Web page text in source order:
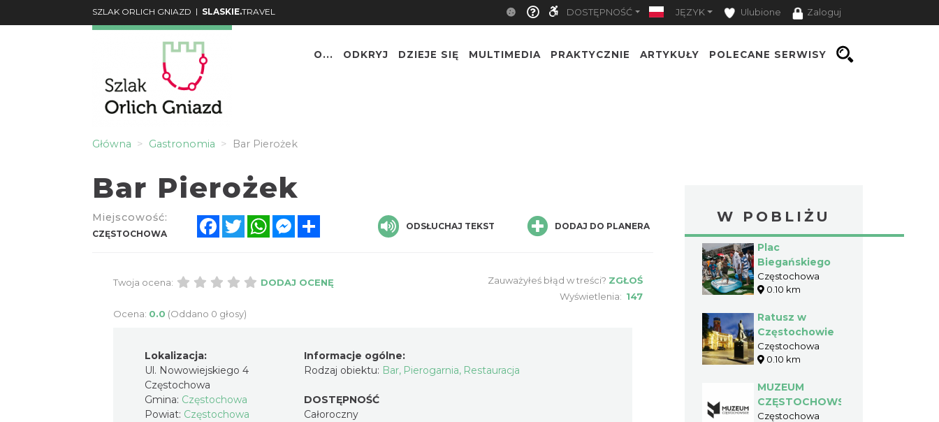
SZLAK ORLICH GNIAZD | SLASKIE.TRAVEL DOSTĘPNOŚĆ JĘZYK Ulubione Zaloguj
O... ODKRYJ DZIEJE SIĘ MULTIMEDIA PRAKTYCZNIE ARTYKUŁY POLECANE SERWISY
Główna Gastronomia Bar Pierożek
Bar Pierożek
Miejscowość:
CZĘSTOCHOWA
FacebookTwitterWhatsAppMessenger ODSŁUCHAJ TEKST DODAJ DO PLANERA
Twoja ocena: DODAJ OCENĘ
Ocena: 0.0 (Oddano 0 głosy)
Zauważyłeś błąd w treści? ZGŁOŚ
Wyświetlenia: 147
Lokalizacja:
Ul. Nowowiejskiego 4
Częstochowa
Gmina: Częstochowa
Powiat: Częstochowa
Informacje ogólne:
Rodzaj obiektu: Bar, Pierogarnia, Restauracja
DOSTĘPNOŚĆ
Całoroczny
W POBLIŻU
Plac
Biegańskiego
Częstochowa
0.10 km
Ratusz w
Częstochowie
Częstochowa
0.10 km
MUZEUM
CZĘSTOCHOWSKIE
Częstochowa